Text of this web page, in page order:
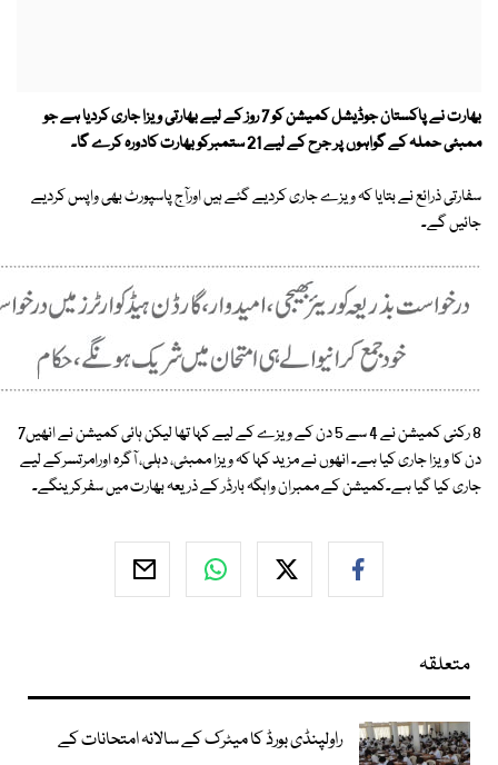
بھارت نے پاکستان جوڈیشل کمیشن کو 7 روز کے لیے بھارتی ویزا جاری کردیا ہے جو
ممبئی حملہ کے گواہوں پر جرح کے لیے 21 ستمبرکو بھارت کادورہ کرے گا۔
سفارتی ذرائع نے بتایا کہ ویزے جاری کردیے گئے ہیں اورآج پاسپورٹ بھی واپس کردیے
جائیں گے۔
8 رکنی کمیشن نے 4 سے 5 دن کے ویزے کے لیے کہا تھا لیکن ہائی کمیشن نے انھیں7
دن کا ویزا جاری کیا ہے۔ انھوں نے مزید کہا کہ ویزا ممبئی، دہلی، آگرہ اورامرتسرکے لیے
جاری کیا گیا ہے۔کمیشن کے ممبران واہگہ بارڈر کے ذریعہ بھارت میں سفرکرینگے۔
متعلقہ
راولپنڈی بورڈ کا میٹرک کے سالانہ امتحانات کے